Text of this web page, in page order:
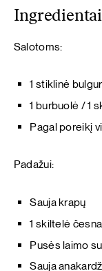
Ingredientai
Salotoms:
1 stiklinė
1 burbuolė / 1
Pagal poreikį
Padažui:
Sauja krapų
1 skiltelė
Pusės laimo
Sauja